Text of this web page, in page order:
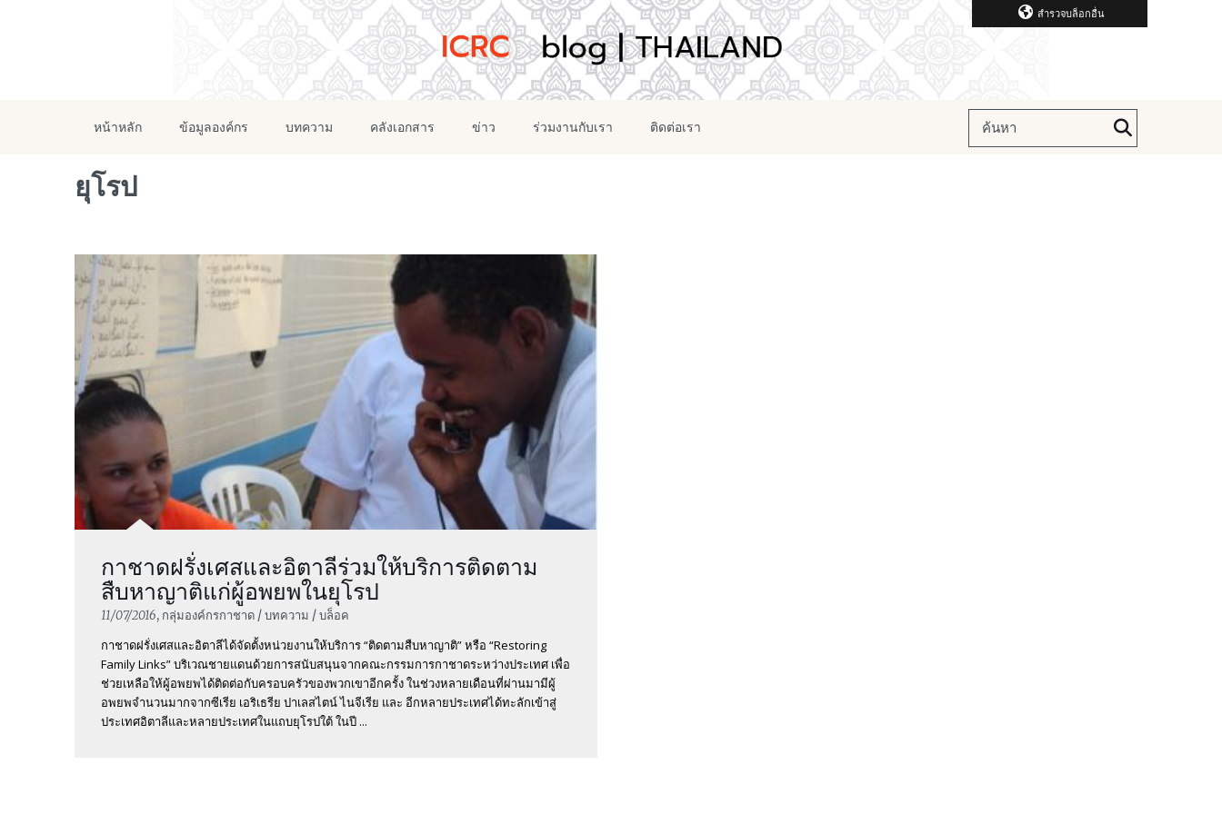
สำรวจบล็อกอื่น
หน้าหลัก ข้อมูลองค์กร บทความ คลังเอกสาร ข่าว ร่วมงานกับเรา ติดต่อเรา
ยุโรป
กาชาดฝรั่งเศสและอิตาลีร่วมให้บริการติดตาม
สืบหาญาติแก่ผู้อพยพในยุโรป
11/07/2016, กลุ่มองค์กรกาชาด / บทความ / บล็อค
กาชาดฝรั่งเศสและอิตาลีได้จัดตั้งหน่วยงานให้บริการ “ติดตามสืบหาญาติ” หรือ “Restoring
Family Links” บริเวณชายแดนด้วยการสนับสนุนจากคณะกรรมการกาชาดระหว่างประเทศ เพื่อ
ช่วยเหลือให้ผู้อพยพได้ติดต่อกับครอบครัวของพวกเขาอีกครั้ง ในช่วงหลายเดือนที่ผ่านมามีผู้
อพยพจำนวนมากจากซีเรีย เอริเธรีย ปาเลสไตน์ ไนจีเรีย และ อีกหลายประเทศได้ทะลักเข้าสู่
ประเทศอิตาลีและหลายประเทศในแถบยุโรปใต้ ในปี ...